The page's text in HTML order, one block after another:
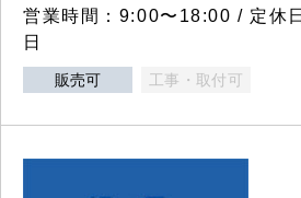
営業時間：9:00〜18:00 / 定休
日
販売可 工事・取付可